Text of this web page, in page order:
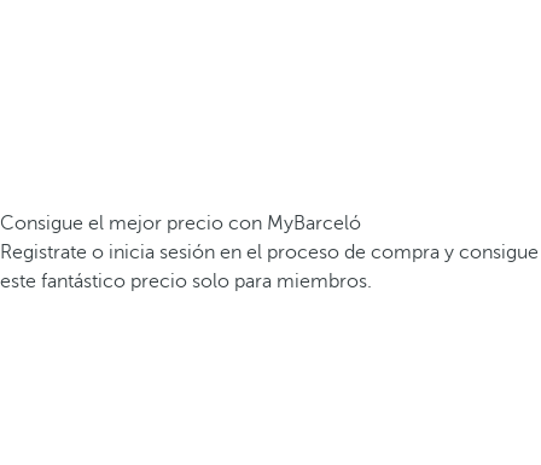
Consigue el mejor precio con MyBarceló
Registrate o inicia sesión en el proceso de compra y consigue
este fantástico precio solo para miembros.